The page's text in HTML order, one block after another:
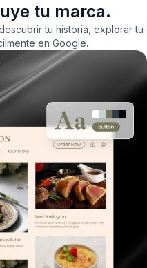
tu marca.
tu historia, explorar tu
en Google.